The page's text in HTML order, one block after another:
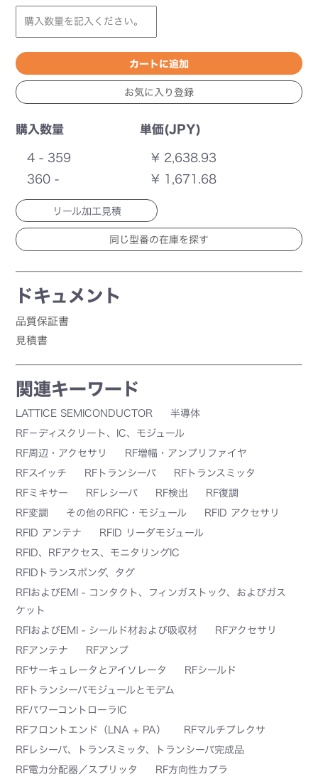
購入数量 単価(JPY)
4 - 359
¥ 2,638.93
360 -
¥ 1,671.68
リール加工見積
ドキュメント
品質保証書
見積書
関連キーワード
LATTICE SEMICONDUCTOR
半導体
RF－ディスクリート、IC、モジュール
RF周辺・アクセサリ
RF増幅・アンプリファイヤ
RFスイッチ
RFトランシーバ
RFトランスミッタ
RFミキサー
RFレシーバ RF検出
RF復調
RF変調
その他のRFIC・モジュール
RFID アクセサリ
RFID アンテナ
RFID リーダモジュール
RFID、RFアクセス、モニタリングIC
RFIDトランスポンダ、タグ
RFIおよびEMI - コンタクト、フィンガストック、およびガス
ケット
RFIおよびEMI - シールド材および吸収材
RFアクセサリ
RFアンテナ
RFアンプ
RFサーキュレータとアイソレータ
RFシールド
RFトランシーバモジュールとモデム
RFパワーコントローラIC
RFフロントエンド（LNA + PA）
RFマルチプレクサ
RFレシーバ、トランスミッタ、トランシーバ完成品
RF電力分配器／スプリッタ
RF方向性カプラ